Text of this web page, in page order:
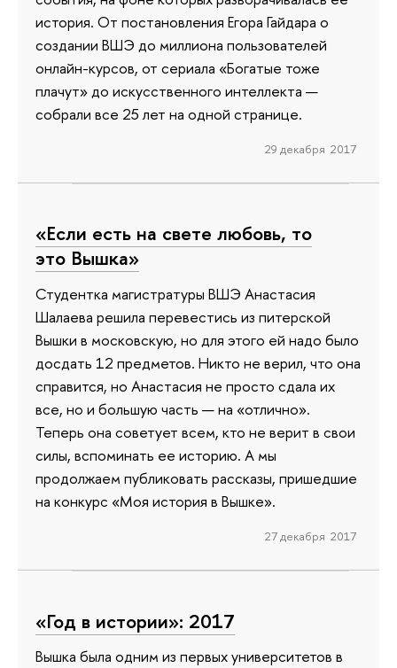
история. От постановления Егора Гайдара о
создании ВШЭ до миллиона пользователей
онлайн-курсов, от сериала «Богатые тоже
плачут» до искусственного интеллекта —
собрали все 25 лет на одной странице.
29 декабря 2017
«Если есть на свете любовь, то
это Вышка»
Студентка магистратуры ВШЭ Анастасия
Шалаева решила перевестись из питерской
Вышки в московскую, но для этого ей надо было
досдать 12 предметов. Никто не верил, что она
справится, но Анастасия не просто сдала их
все, но и большую часть — на «отлично».
Теперь она советует всем, кто не верит в свои
силы, вспоминать ее историю. А мы
продолжаем публиковать рассказы, пришедшие
на конкурс «Моя история в Вышке».
27 декабря 2017
«Год в истории»: 2017
Вышка была одним из первых университетов в